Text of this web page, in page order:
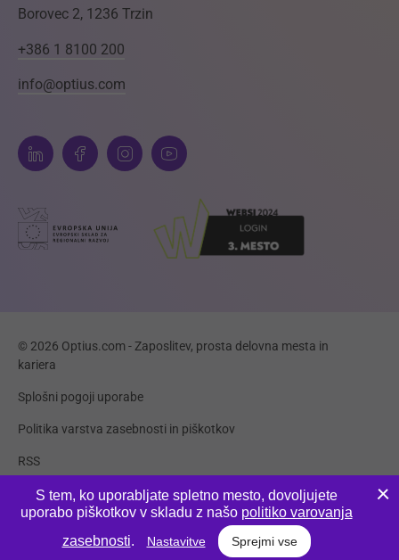
Borovec 2, 1236 Trzin
+386 1 8100 200
info@optius.com
© 2026 Optius.com - Zaposlitev, prosta delovna mesta in
kariera
Splošni pogoji uporabe
Politika varstva zasebnosti in piškotkov
RSS
Piškotki
S tem, ko uporabljate spletno mesto, dovoljujete
uporabo piškotkov v skladu z našo politiko varovanja
zasebnosti. Nastavitve Sprejmi vse